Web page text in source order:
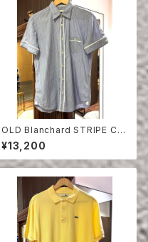
OLD Blanchard STRIPE CO
TTON HALF SLEEVE SHIRT
¥13,200